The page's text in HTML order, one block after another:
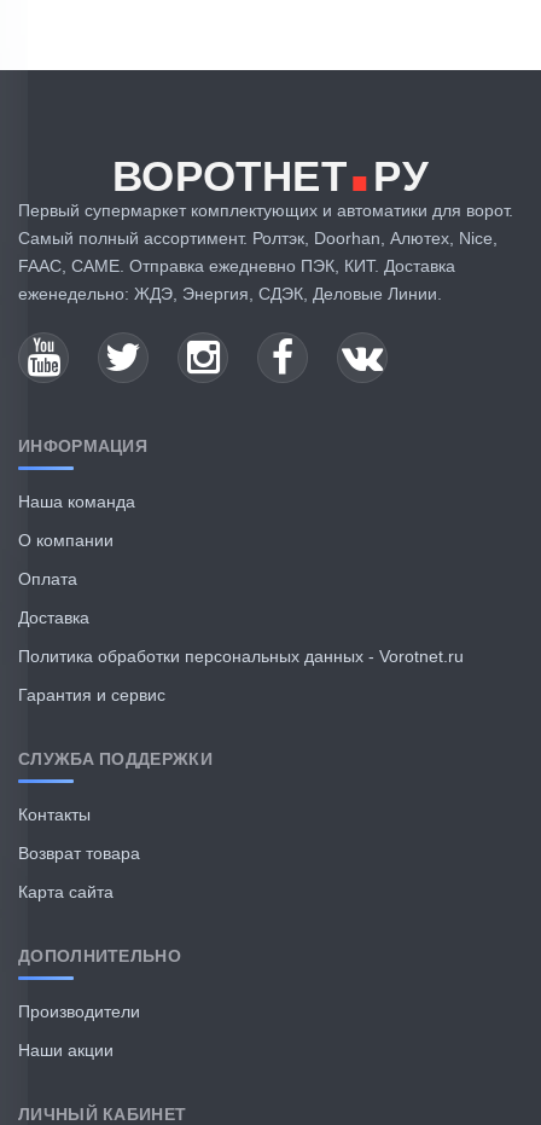
ВОРОТНЕТ.РУ
Первый супермаркет комплектующих и автоматики для ворот.
Самый полный ассортимент. Ролтэк, Doorhan, Алютех, Nice,
FAAC, CAME. Отправка ежедневно ПЭК, КИТ. Доставка
еженедельно: ЖДЭ, Энергия, СДЭК, Деловые Линии.
ИНФОРМАЦИЯ
Наша команда
О компании
Оплата
Доставка
Политика обработки персональных данных - Vorotnet.ru
Гарантия и сервис
СЛУЖБА ПОДДЕРЖКИ
Контакты
Возврат товара
Карта сайта
ДОПОЛНИТЕЛЬНО
Производители
Наши акции
ЛИЧНЫЙ КАБИНЕТ